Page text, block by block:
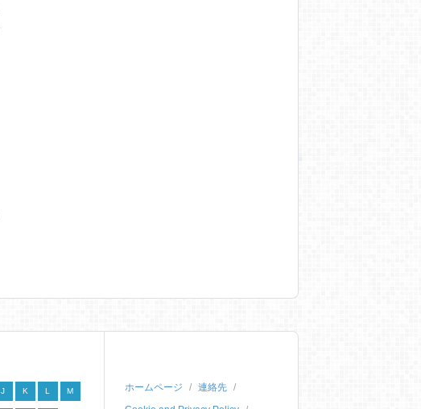
J K L M ホームページ
連絡先